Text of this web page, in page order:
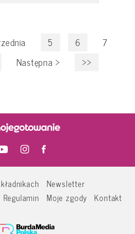
5 6
7
Następna > >>
Newsletter
Regulamin Moje zgody Kontakt